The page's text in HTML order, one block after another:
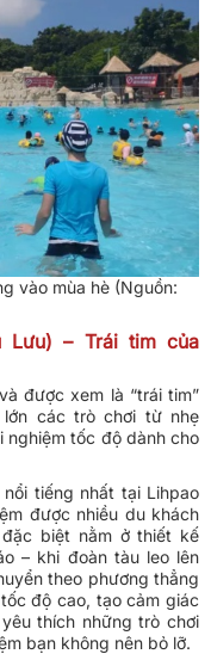
vào mùa hè (Nguồn:
Lưu) – Trái tim của
được xem là “trái tim”
các trò chơi từ nhẹ
nghiệm tốc độ dành cho
tiếng nhất tại Lihpao
được nhiều du khách
biệt nằm ở thiết kế
– khi đoàn tàu leo lên
theo phương thẳng
độ cao, tạo cảm giác
thích những trò chơi
bạn không nên bỏ lỡ.